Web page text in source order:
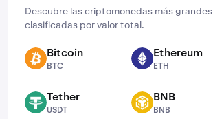
Descubre las criptomonedas más grandes
clasificadas por valor total.
BTC Bitcoin
BTC
ETH Ethereum
ETH
USDT Tether
USDT
BNB BNB
BNB